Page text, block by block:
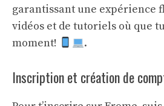
garantissant une expérience
vidéos et de tutoriels où que
moment!
.
Inscription et création de